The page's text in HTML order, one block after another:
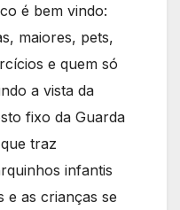
é bem vindo:
maiores, pets,
e quem só
a vista da
fixo da Guarda
traz
infantis
e as crianças se